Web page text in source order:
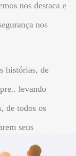
nos destaca e
nos
histórias, de
levando
de todos os
seus